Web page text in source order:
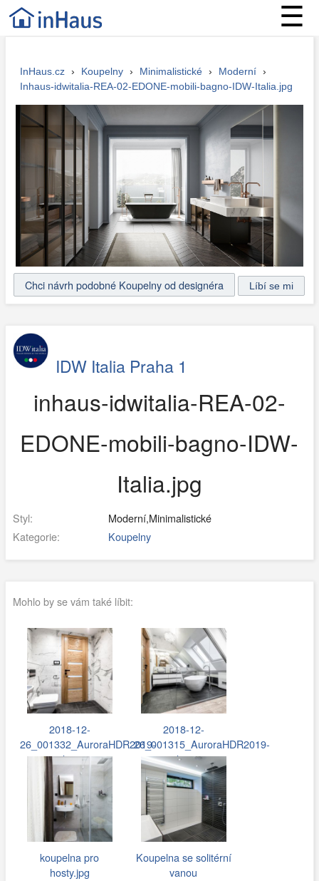
☰
InHaus.cz › Koupelny › Minimalistické › Moderní ›
Inhaus-idwitalia-REA-02-EDONE-mobili-bagno-IDW-Italia.jpg
Chci návrh podobné Koupelny od designéra
IDW Italia Praha 1
inhaus-idwitalia-REA-02-
EDONE-mobili-bagno-IDW-
Italia.jpg
Styl:
Moderní,Minimalistické
Kategorie:
Koupelny
Mohlo by se vám také líbit:
2018-12-
26_001332_AuroraHDR2019-
edit.jpg
2018-12-
26_001315_AuroraHDR2019-
edit.jpg
koupelna pro
hosty.jpg
Koupelna se solitérní
vanou